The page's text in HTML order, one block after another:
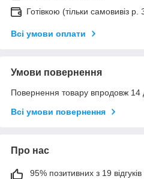
Готівкою (тільки самовивіз р.
Всі умови оплати
Умови повернення
Повернення товару впродовж 14
Всі умови повернення
Про нас
95% позитивних з 19 відгуків